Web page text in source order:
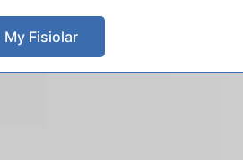
My Fisiolar